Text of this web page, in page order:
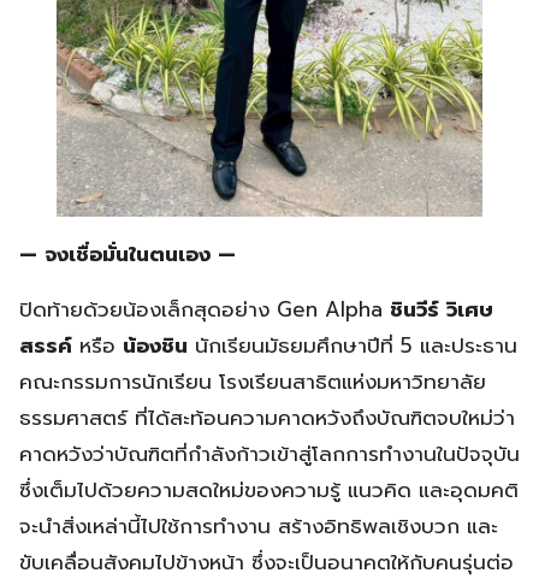
— จงเชื่อมั่นในตนเอง —
ปิดท้ายด้วยน้องเล็กสุดอย่าง Gen Alpha ชินวีร์ วิเศษ
สรรค์ หรือ น้องชิน นักเรียนมัธยมศึกษาปีที่ 5 และประธาน
คณะกรรมการนักเรียน โรงเรียนสาธิตแห่งมหาวิทยาลัย
ธรรมศาสตร์ ที่ได้สะท้อนความคาดหวังถึงบัณฑิตจบใหม่ว่า
คาดหวังว่าบัณฑิตที่กำลังก้าวเข้าสู่โลกการทำงานในปัจจุบัน
ซึ่งเต็มไปด้วยความสดใหม่ของความรู้ แนวคิด และอุดมคติ
จะนำสิ่งเหล่านี้ไปใช้การทำงาน สร้างอิทธิพลเชิงบวก และ
ขับเคลื่อนสังคมไปข้างหน้า ซึ่งจะเป็นอนาคตให้กับคนรุ่นต่อ